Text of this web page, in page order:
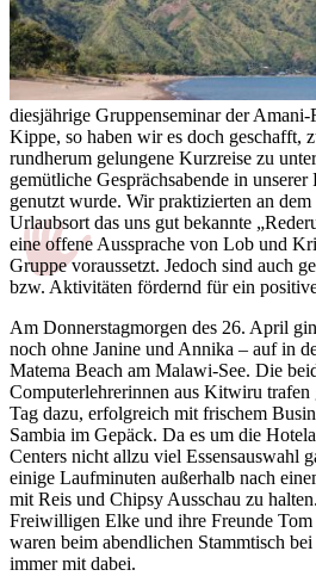
diesjährige Gruppenseminar der
Kippe, so haben wir es doch geschafft,
rundherum gelungene Kurzreise zu
gemütliche Gesprächsabende in
genutzt wurde. Wir praktizierten an
Urlaubsort das uns gut bekannte
eine offene Aussprache von Lob und
Gruppe voraussetzt. Jedoch sind auch
bzw. Aktivitäten fördernd für ein
Am Donnerstagmorgen des 26. April
noch ohne Janine und Annika – auf in
Matema Beach am Malawi-See. Die
Computerlehrerinnen aus Kitwiru trafen
Tag dazu, erfolgreich mit frischem
Sambia im Gepäck. Da es um die
Centers nicht allzu viel Essensauswahl
einige Laufminuten außerhalb nach
mit Reis und Chipsy Ausschau zu
Freiwilligen Elke und ihre Freunde
waren beim abendlichen Stammtisch
immer mit dabei.